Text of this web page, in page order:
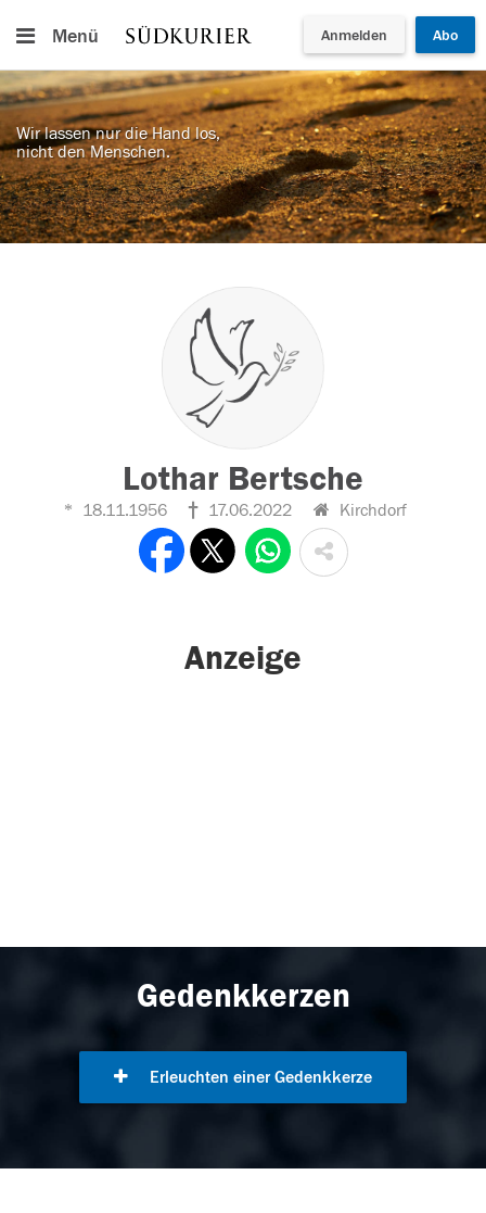
Menü Anmelden Abo
Wir lassen nur die Hand los,
nicht den Menschen.
Lothar Bertsche
18.11.1956 17.06.2022 Kirchdorf
Anzeige
Gedenkkerzen
Erleuchten einer Gedenkkerze